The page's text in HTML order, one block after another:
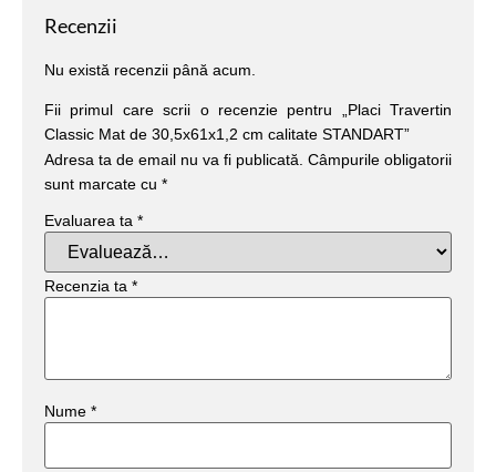
Recenzii
Nu există recenzii până acum.
Fii primul care scrii o recenzie pentru „Placi Travertin
Classic Mat de 30,5x61x1,2 cm calitate STANDART”
Adresa ta de email nu va fi publicată. Câmpurile obligatorii
sunt marcate cu *
Evaluarea ta *
Recenzia ta *
Nume *